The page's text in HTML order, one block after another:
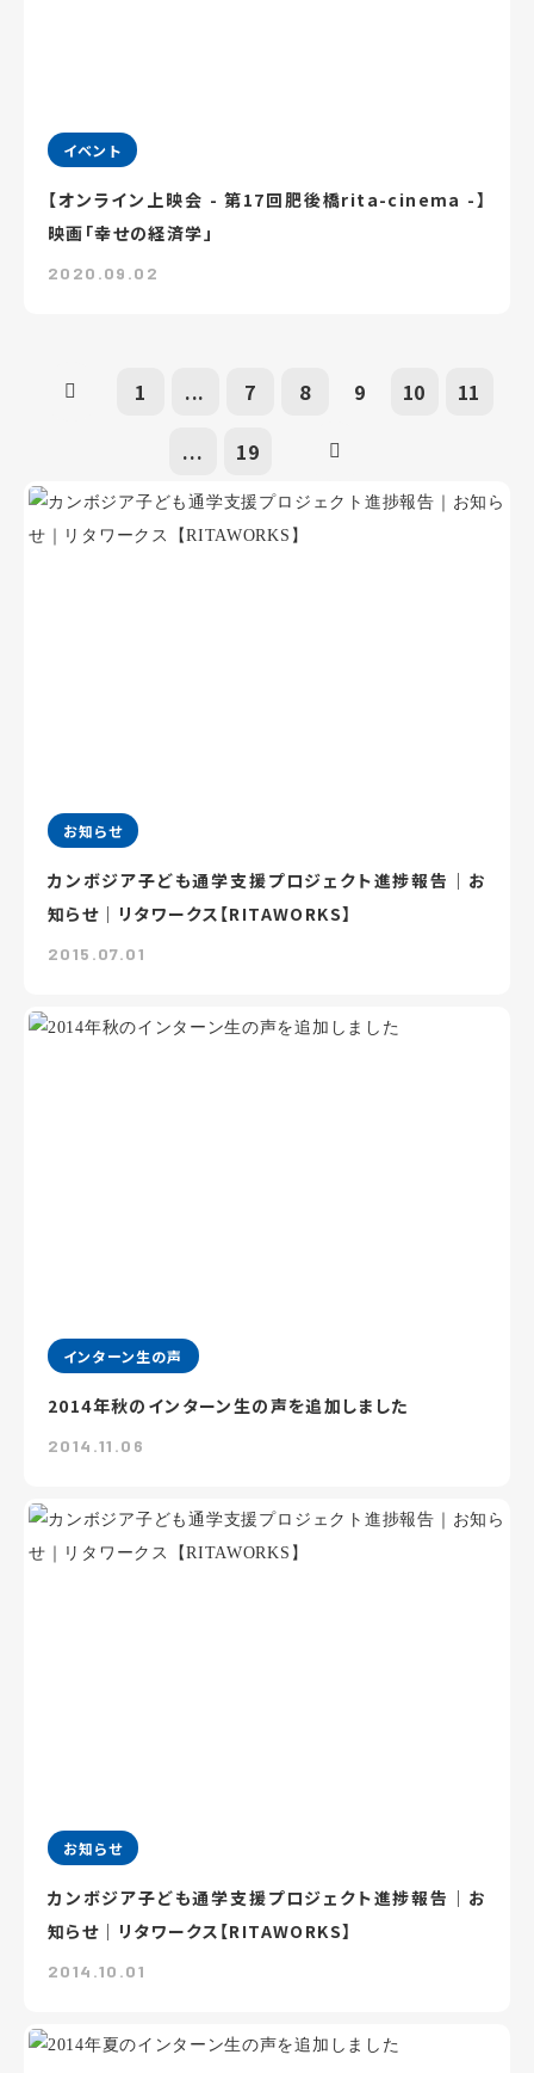
イベント
【オンライン上映会 - 第17回肥後橋rita-cinema -】
映画「幸せの経済学」
2020.09.02
1 ... 7 8 9 10 11
... 19
お知らせ
カンボジア子ども通学支援プロジェクト進捗報告｜お
知らせ｜リタワークス【RITAWORKS】
2015.07.01
インターン生の声
2014年秋のインターン生の声を追加しました
2014.11.06
お知らせ
カンボジア子ども通学支援プロジェクト進捗報告｜お
知らせ｜リタワークス【RITAWORKS】
2014.10.01